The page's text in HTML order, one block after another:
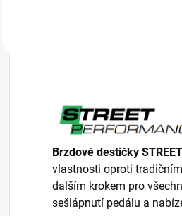
Brzdové destičky
vlastnosti oproti
dalším krokem pro
sešlápnutí pedálu a